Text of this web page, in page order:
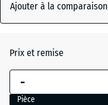
La
dimension
sélectionnée,
Ajouter à la comparaison
Prix et remise
-
Pièce